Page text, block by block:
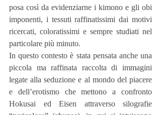
posa così da evidenziarne i kimono e gli obi
imponenti, i tessuti raffinatissimi dai motivi
ricercati, coloratissimi e sempre studiati nel
particolare più minuto.
In questo contesto è stata pensata anche una
piccola ma raffinata raccolta di immagini
legate alla seduzione e al mondo del piacere
e dell’erotismo che mettono a confronto
Hokusai ed Eisen attraverso silografie